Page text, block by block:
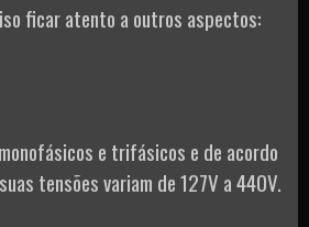
ficar atento a outros aspectos:
e trifásicos e de acordo
tensões variam de 127V a 440V.